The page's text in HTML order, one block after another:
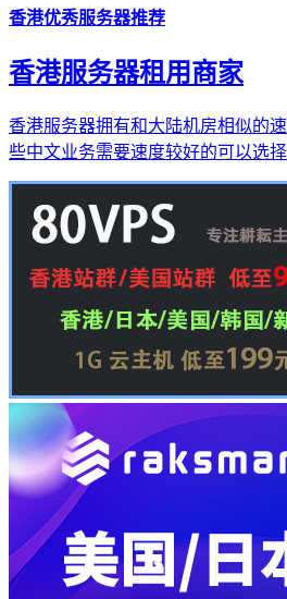
香港优秀服务器推荐
香港服务器租用商家
香港服务器拥有和大陆机房相似的
些中文业务需要速度较好的可以选